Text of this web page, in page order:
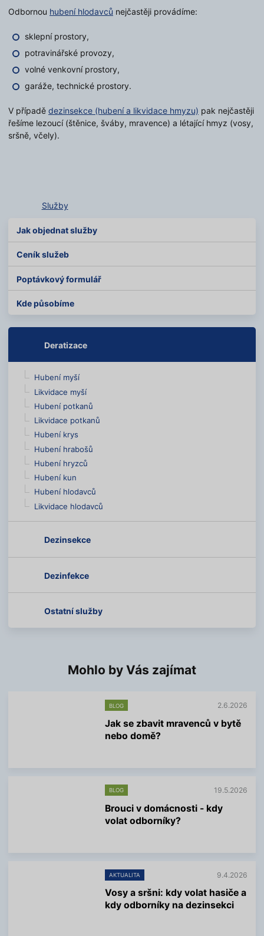
Odbornou hubení hlodavců nejčastěji provádíme:
sklepní prostory,
potravinářské provozy,
volné venkovní prostory,
garáže, technické prostory.
V případě dezinsekce (hubení a likvidace hmyzu) pak nejčastěji
řešíme lezoucí (štěnice, šváby, mravence) a létající hmyz (vosy,
sršně, včely).
Služby
Deratizace
Hubení myší
Likvidace myší
Hubení potkanů
Likvidace potkanů
Hubení krys
Hubení hrabošů
Hubení hryzců
Hubení kun
Hubení hlodavců
Likvidace hlodavců
Dezinsekce
Dezinfekce
Ostatní služby
Jak objednat služby
Ceník služeb
Poptávkový formulář
Kde působíme
Mohlo by Vás zajímat
BLOG 2.6.2026
Jak se zbavit mravenců v bytě
nebo domě?
e
i
f
o
í
BLOG 19.5.2026
Brouci v domácnosti - kdy
volat odborníky?
e
i
f
o
AKTUALITA 9.4.2026
Vosy a sršni: kdy volat hasiče a
kdy odborníky na dezinsekci